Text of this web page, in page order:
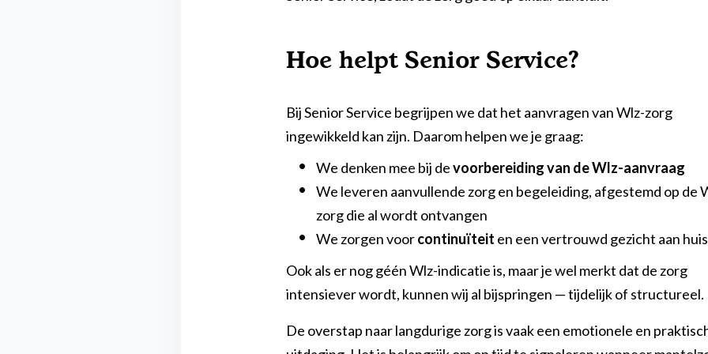
Hoe helpt Senior Service?
Bij Senior Service begrijpen we dat het aanvragen van Wlz-zorg
ingewikkeld kan zijn. Daarom helpen we je graag:
We denken mee bij devoorbereiding van de Wlz-aanvraag
We leveren aanvullende zorg en begeleiding, afgestemd op de
zorg die al wordt ontvangen
We zorgen voorcontinuïteit en een vertrouwd gezicht aan huis
Ook als er nog géén Wlz-indicatie is, maar je wel merkt dat de zorg
intensiever wordt, kunnen wij al bijspringen — tijdelijk of structureel.
De overstap naar langdurige zorg is vaak een emotionele en